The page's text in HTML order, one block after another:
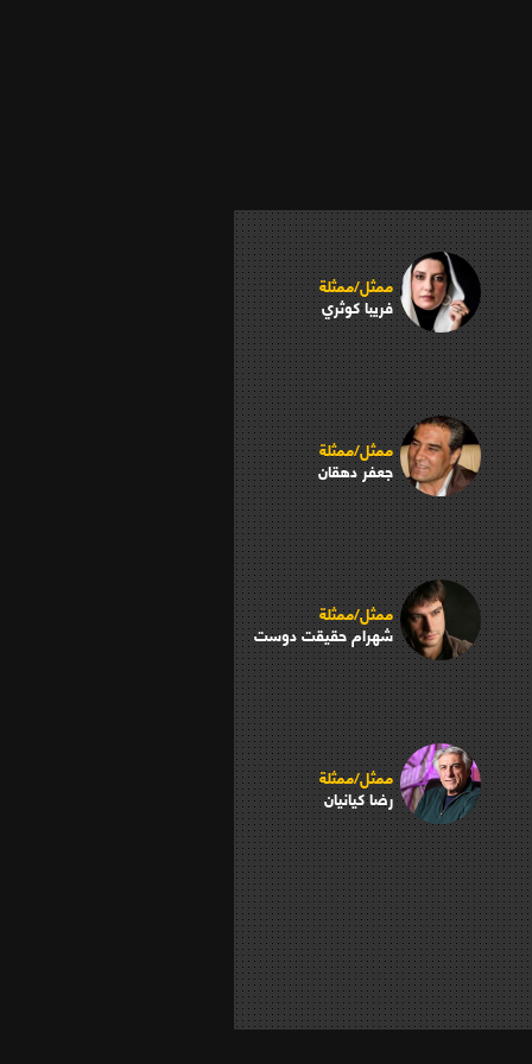
ممثل/ممثلة
فريبا كوثري
ممثل/ممثلة
جعفر دهقان
ممثل/ممثلة
شهرام حقيقت دوست
ممثل/ممثلة
رضا كيانيان